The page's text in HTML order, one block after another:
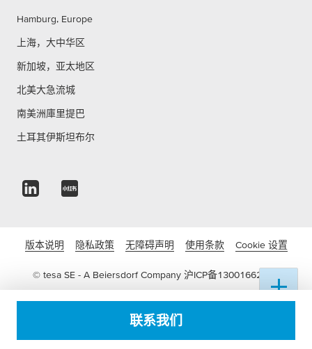
联系我们
Hamburg, Europe
上海，大中华区
新加坡，亚太地区
北美大急流城
南美洲庫里提巴
土耳其伊斯坦布尔
版本说明 隐私政策 无障碍声明 使用条款 Cookie 设置
© tesa SE - A Beiersdorf Company 沪ICP备13001662号-3
沪公网安备 31011502016822号